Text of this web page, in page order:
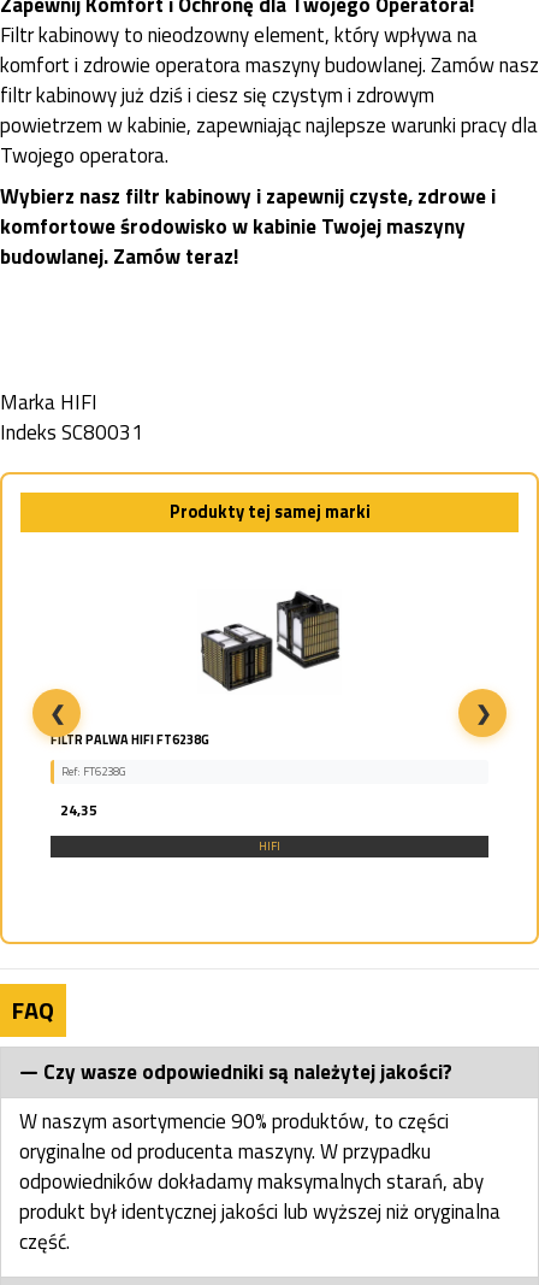
Filtr kabinowy to nieodzowny element, który wpływa na
komfort i zdrowie operatora maszyny budowlanej. Zamów nasz
filtr kabinowy już dziś i ciesz się czystym i zdrowym
powietrzem w kabinie, zapewniając najlepsze warunki pracy dla
Twojego operatora.
Wybierz nasz filtr kabinowy i zapewnij czyste, zdrowe i
komfortowe środowisko w kabinie Twojej maszyny
budowlanej. Zamów teraz!
MarkaHIFI
IndeksSC80031
Produkty tej samej marki
FILTR PALWA HIFI FT6238G
Ref: FT6238G
24,35
HIFI
❮ ❯
FAQ
Czy wasze odpowiedniki są należytej jakości?
W naszym asortymencie 90% produktów, to części
oryginalne od producenta maszyny. W przypadku
odpowiedników dokładamy maksymalnych starań, aby
produkt był identycznej jakości lub wyższej niż oryginalna
część.